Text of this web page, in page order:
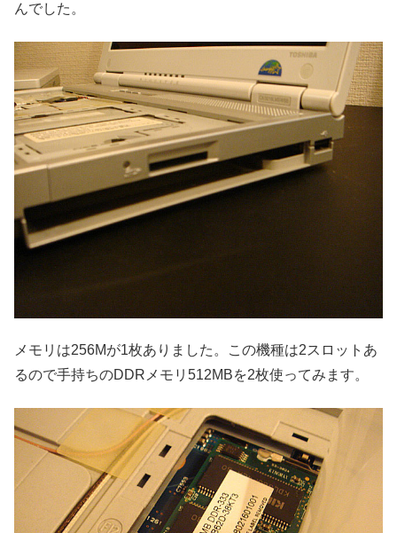
んでした。
メモリは256Mが1枚ありました。この機種は2スロットあ
るので手持ちのDDRメモリ512MBを2枚使ってみます。